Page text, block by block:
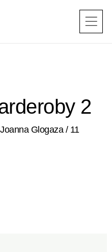
2
Joanna Glogaza / 11